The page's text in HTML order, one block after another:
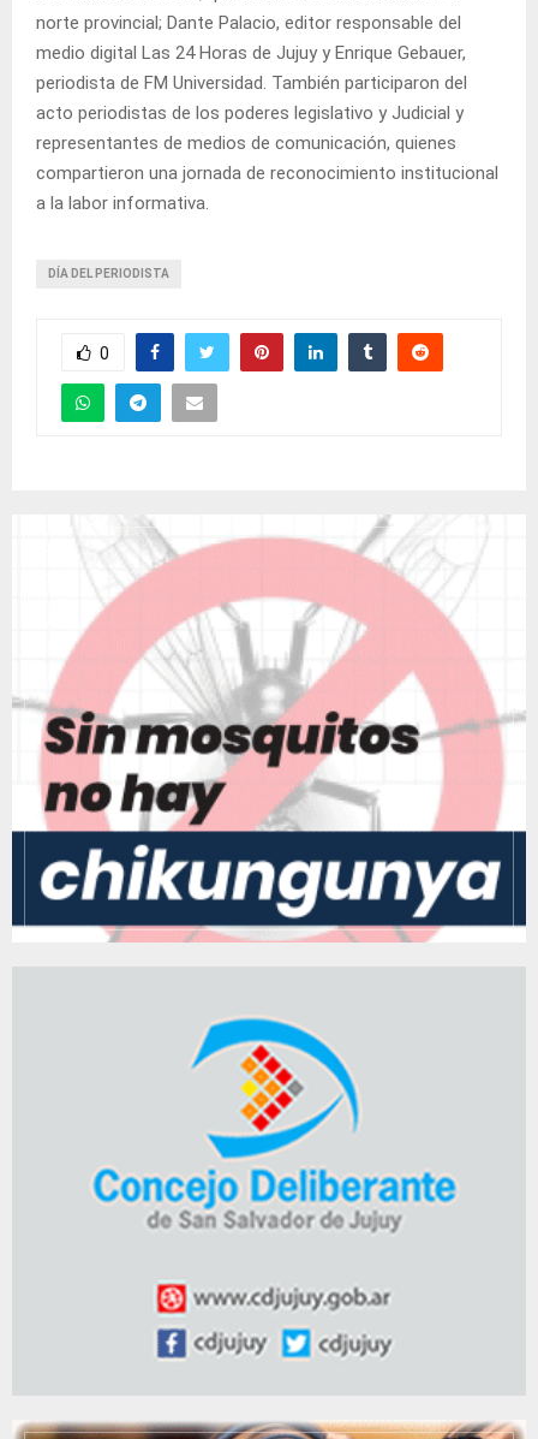
norte provincial; Dante Palacio, editor responsable del
medio digital Las 24 Horas de Jujuy y Enrique Gebauer,
periodista de FM Universidad. También participaron del
acto periodistas de los poderes legislativo y Judicial y
representantes de medios de comunicación, quienes
compartieron una jornada de reconocimiento institucional
a la labor informativa.
DÍA DEL PERIODISTA
0